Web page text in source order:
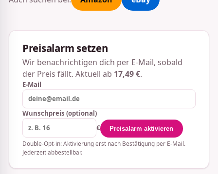
Preisalarm setzen
Wir benachrichtigen dich per E-Mail, sobald
der Preis fällt. Aktuell ab 17,49 €.
E-Mail
Wunschpreis (optional)
€
Preisalarm aktivieren
Double-Opt-in: Aktivierung erst nach Bestätigung per E-Mail.
Jederzeit abbestellbar.